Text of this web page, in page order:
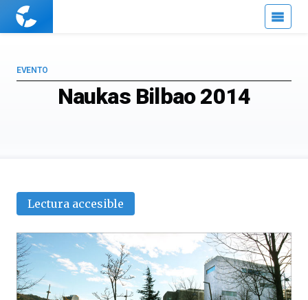
Cuaderno
Naukas Bilbao 2014
EVENTO
Lectura accesible